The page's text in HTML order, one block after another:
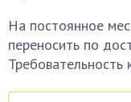
На постоянное
переносить по
Требовательность